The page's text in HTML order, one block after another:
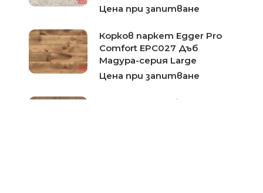
Цена при запитване
Корков паркет Egger Pro
Comfort EPC027 Дъб
Мадура-серия Large
Цена при запитване
Egger Cork+ Дъб Мадалена